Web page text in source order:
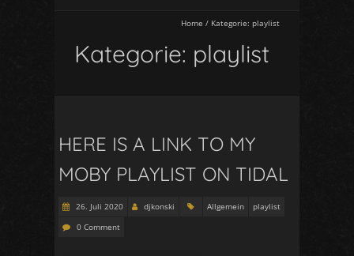
Home / Kategorie: playlist
Kategorie: playlist
HERE IS A LINK TO MY
MOBY PLAYLIST ON TIDAL
26. Juli 2020 djkonski Allgemein
playlist
0 Comment